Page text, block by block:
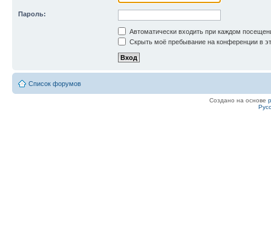
Пароль:
Автоматически входить при каждом
Скрыть моё пребывание на конференции в
Список форумов
Создано на основе